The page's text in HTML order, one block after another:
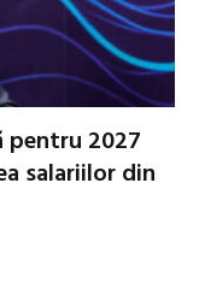
pentru 2027
salariilor din